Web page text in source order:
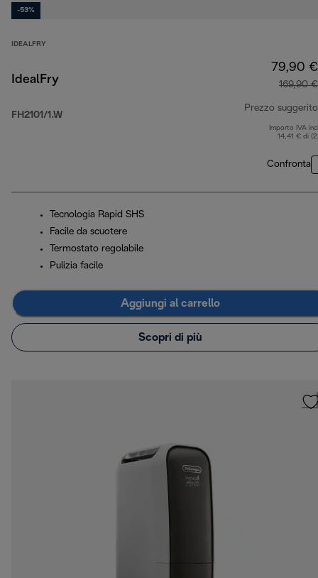
-53%
IDEALFRY
IdealFry
FH2101/1.W
79,90 €
169,90 €
Prezzo suggerito
Importo IVA
14,41 € di
Confronta
Tecnologia Rapid SHS
Facile da scuotere
Termostato regolabile
Pulizia facile
Aggiungi al carrello
Scopri di più